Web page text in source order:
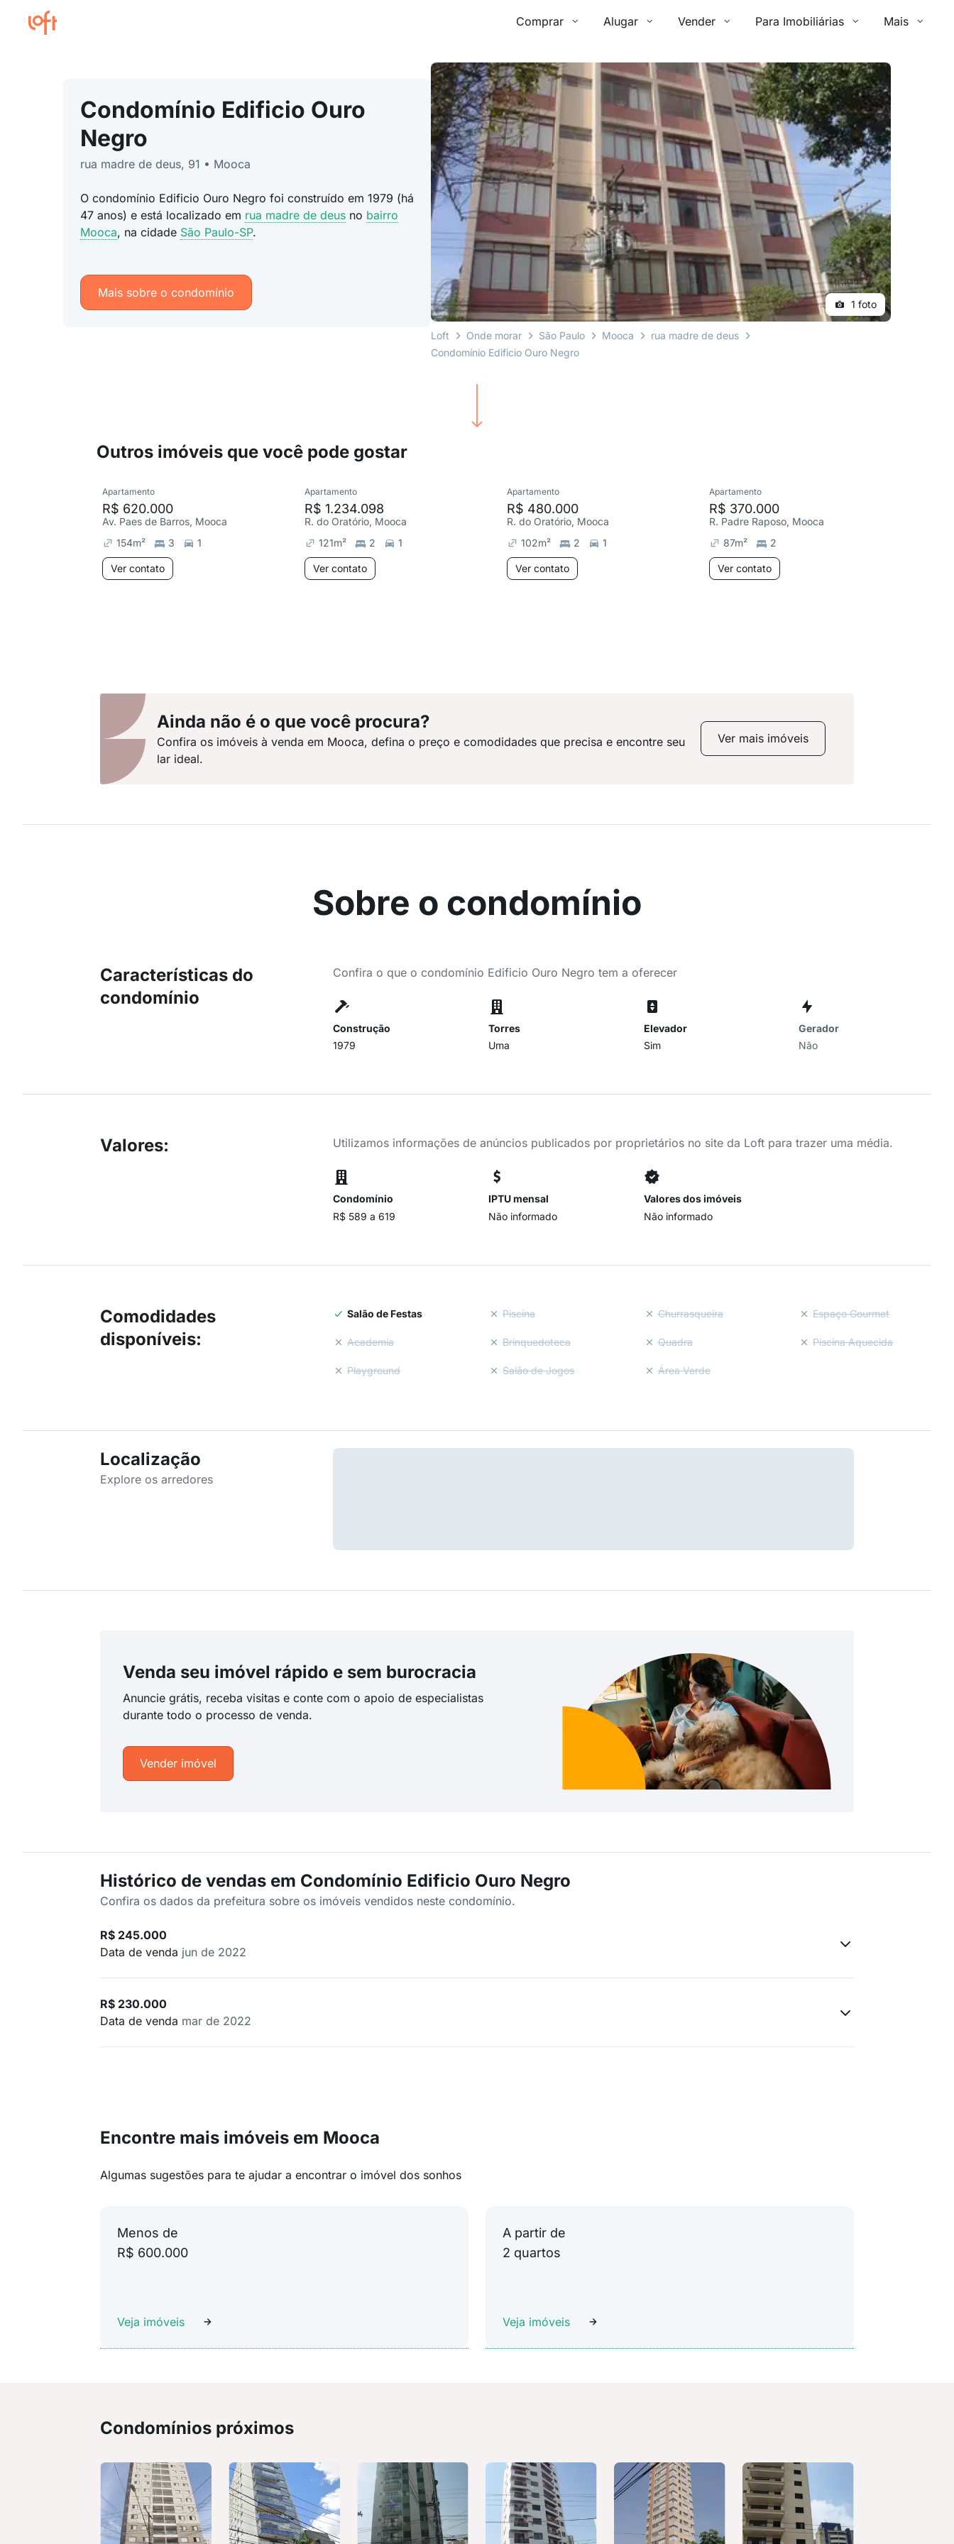
Comprar Alugar Vender Para Imobiliárias Mais
Condomínio Edificio Ouro
Negro
rua madre de deus, 91 • Mooca
O condomínio Edificio Ouro Negro foi construído em 1979 (há
47 anos) e está localizado em rua madre de deusno bairro
Mooca, na cidade São Paulo-SP.
Mais sobre o condomínio
1 foto
Loft Onde morar São Paulo Mooca
rua madre de deus
Condomínio Edificio Ouro Negro
Outros imóveis que você pode gostar
Apartamento
R$ 620.000
Av. Paes de Barros, Mooca
154m² 3 1
Ver contato
Apartamento
R$ 1.234.098
R. do Oratório, Mooca
121m² 2 1
Ver contato
Apartamento
R$ 480.000
R. do Oratório, Mooca
102m² 2 1
Ver contato
Apartamento
R$ 370.000
R. Padre Raposo, Mooca
87m² 2
Ver contato
Ainda não é o que você procura?
Confira os imóveis à venda em Mooca, defina o preço e comodidades que precisa e encontre seu
lar ideal.
Ver mais imóveis
Sobre o condomínio
Características do
condomínio
Confira o que o condomínio Edificio Ouro Negro tem a oferecer
Construção
1979
Torres
Uma
Elevador
Sim
Gerador
Não
Valores: Utilizamos informações de anúncios publicados por proprietários no site da Loft para trazer uma média.
Condomínio
R$ 589 a 619
IPTU mensal
Não informado
Valores dos imóveis
Não informado
Comodidades
disponíveis:
Salão de Festas Piscina Churrasqueira Espaço Gourmet
Academia Brinquedoteca Quadra Piscina Aquecida
Playground Salão de Jogos Área Verde
Localização
Explore os arredores
Venda seu imóvel rápido e sem burocracia
Anuncie grátis, receba visitas e conte com o apoio de especialistas
durante todo o processo de venda.
Vender imóvel
Histórico de vendas em Condomínio Edificio Ouro Negro
Confira os dados da prefeitura sobre os imóveis vendidos neste condomínio.
R$ 245.000
Data de venda jun de 2022
R$ 230.000
Data de venda mar de 2022
Encontre mais imóveis em Mooca
Algumas sugestões para te ajudar a encontrar o imóvel dos sonhos
Menos de
R$ 600.000
Veja imóveis
A partir de
2 quartos
Veja imóveis
Condomínios próximos